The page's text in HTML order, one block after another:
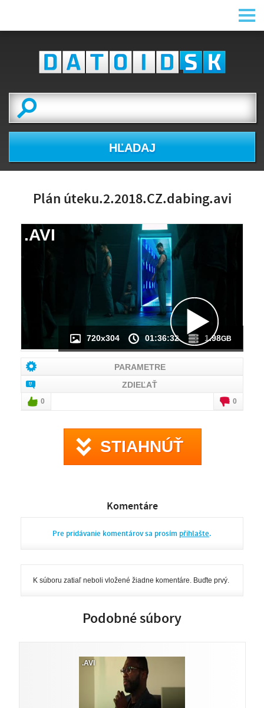
HĽADAJ
Plán úteku.2.2018.CZ.dabing.avi
NÁHĽAD VIDEA
NIE JE K DISPOZÍCII
720x304 01:36:32 1.98GB
.AVI
PARAMETRE
ZDIEĽAŤ
0 0
STIAHNÚŤ
Komentáre
Pre pridávanie komentárov sa prosím přihlašte.
K súboru zatiaľ neboli vložené žiadne komentáre. Buďte prvý.
Podobné súbory
.AVI